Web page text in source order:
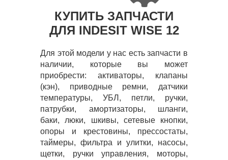
КУПИТЬ ЗАПЧАСТИ
ДЛЯ INDESIT WISE 12
Для этой модели у нас есть запчасти в
наличии, которые вы может
приобрести: активаторы, клапаны
(кэн), приводные ремни, датчики
температуры, УБЛ, петли, ручки,
патрубки, амортизаторы, шланги,
баки, люки, шкивы, сетевые кнопки,
опоры и крестовины, прессостаты,
таймеры, фильтра и улитки, насосы,
щетки, ручки управления, моторы,